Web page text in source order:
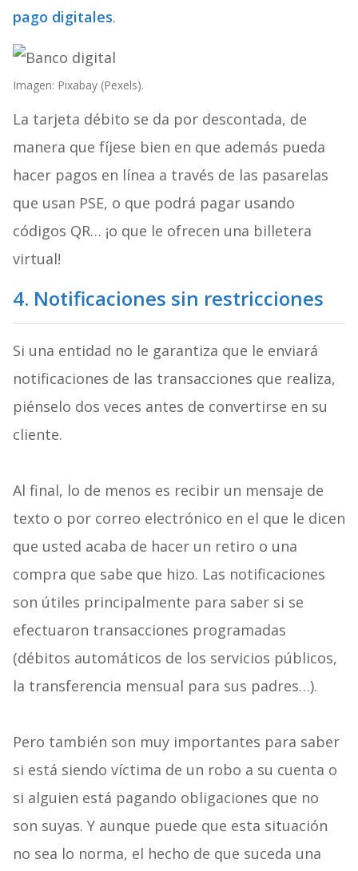
pago digitales.
Imagen: Pixabay (Pexels).
La tarjeta débito se da por descontada, de
manera que fíjese bien en que además pueda
hacer pagos en línea a través de las pasarelas
que usan PSE, o que podrá pagar usando
códigos QR… ¡o que le ofrecen una billetera
virtual!
4. Notificaciones sin restricciones
Si una entidad no le garantiza que le enviará
notificaciones de las transacciones que realiza,
piénselo dos veces antes de convertirse en su
cliente.
Al final, lo de menos es recibir un mensaje de
texto o por correo electrónico en el que le dicen
que usted acaba de hacer un retiro o una
compra que sabe que hizo. Las notificaciones
son útiles principalmente para saber si se
efectuaron transacciones programadas
(débitos automáticos de los servicios públicos,
la transferencia mensual para sus padres…).
Pero también son muy importantes para saber
si está siendo víctima de un robo a su cuenta o
si alguien está pagando obligaciones que no
son suyas. Y aunque puede que esta situación
no sea lo norma, el hecho de que suceda una